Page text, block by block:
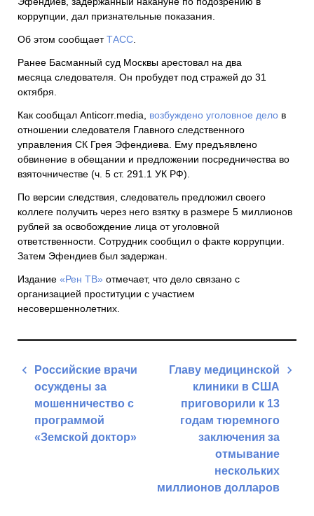
коррупции, дал признательные показания.
Об этом сообщаетТАСС
Ранее Басманный суд Москвы арестовал на два
месяца следователя. Он пробудет под стражей до 31
октября.
Как сообщал Anticorr.media, возбуждено уголовное дело в
отношении следователя Главного следственного
управления СК Грея Эфендиева. Ему предъявлено
обвинение в обещании и предложении посредничества во
взяточничестве (ч. 5 ст. 291.1 УК РФ).
По версии следствия, следователь предложил своего
коллеге получить через него взятку в размере 5 миллионов
рублей за освобождение лица от уголовной
ответственности. Сотрудник сообщил о факте коррупции.
Затем Эфендиев был задержан.
Издание «Рен ТВ» отмечает, что дело связано с
организацией проституции с участием
несовершеннолетних.
Навигация
записям
Российские врачи
осуждены за
мошенничество с
программой
«Земской доктор»
Главу медицинской
клиники в США
приговорили к 13
годам тюремного
заключения за
отмывание
нескольких
миллионов долларов